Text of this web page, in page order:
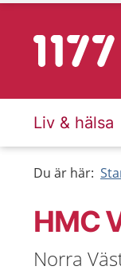
Till startsidan
Liv & hälsa
Du är här:
HMC
Norra